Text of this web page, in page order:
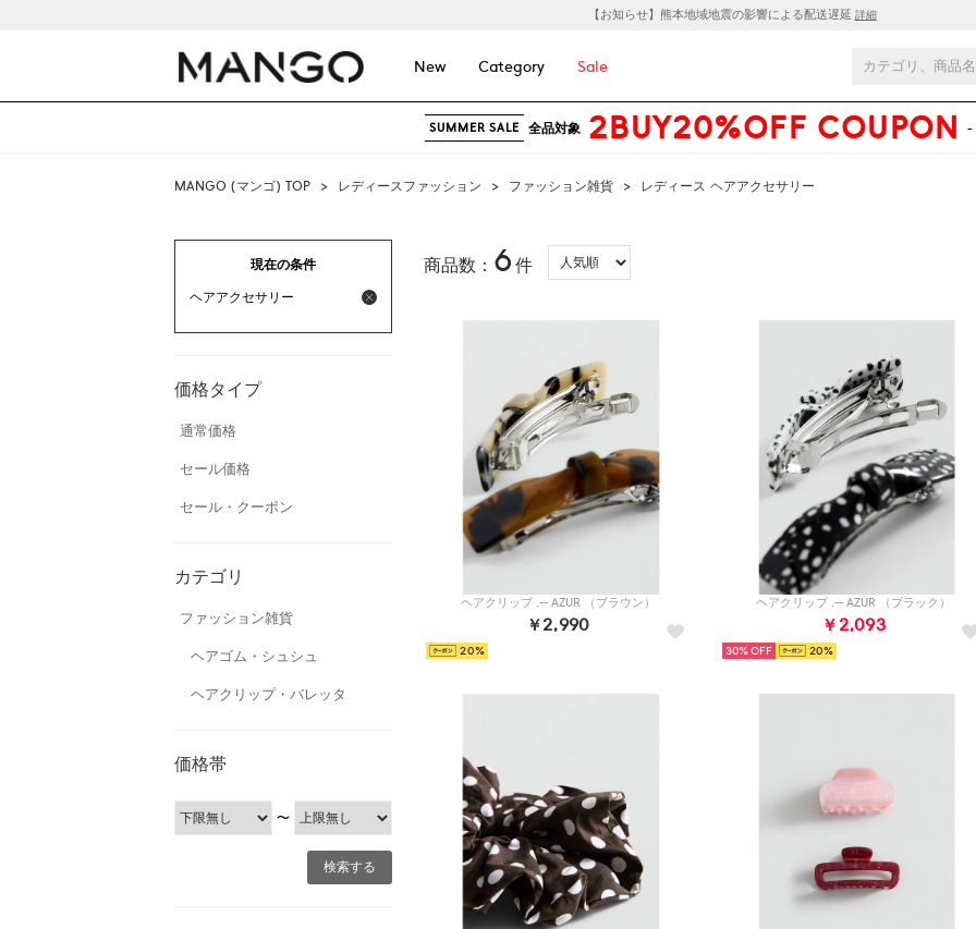
【お知らせ】熊本地域地震の影響による配送遅延 詳細
New Category Sale
SUMMER SALE 全品対象 2BUY20%OFF COUPON -
MANGO (マンゴ) TOP > レディースファッション > ファッション雑貨 > レディース ヘアアクセサリー
現在の条件
ヘアアクセサリー
価格タイプ
通常価格
セール価格
セール・クーポン
カテゴリ
ファッション雑貨
ヘアゴム・シュシュ
ヘアクリップ・バレッタ
価格帯
〜
商品数： 6件
ヘアクリップ .-- AZUR （ブラウン）
￥2,990
20
ヘアクリップ .-- AZUR （ブラック）
￥2,093
30% 20